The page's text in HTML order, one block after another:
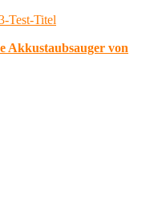
Akkustaubsauger von